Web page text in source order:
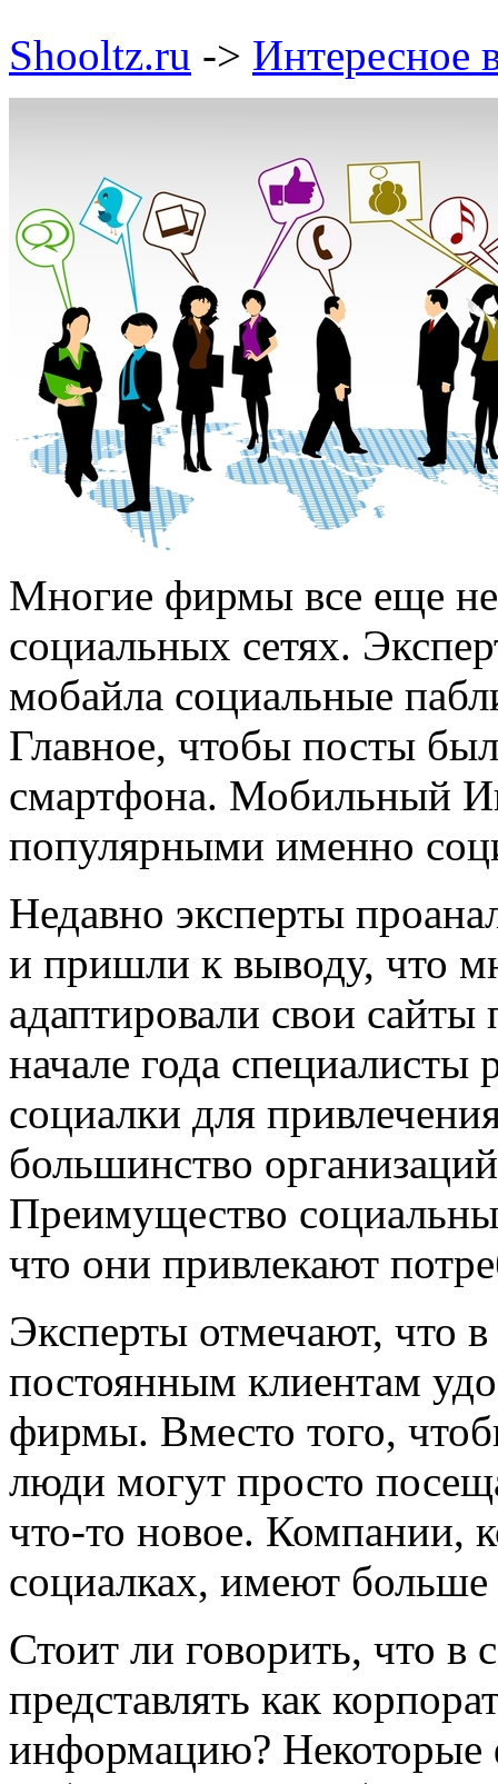
Shooltz.ru -> Интересное
Многие фирмы все еще не
социальных сетях.
мобайла социальные
Главное, чтобы посты
смартфона. Мобильный
популярными именно
Недавно эксперты
и пришли к выводу, что
адаптировали свои
начале года специалисты
социалки для
большинство
Преимущество
что они привлекают
Эксперты отмечают, что
постоянным клиентам
фирмы. Вместо того,
люди могут просто
что-то новое. Компании,
социалках, имеют
Стоит ли говорить, что
представлять как
информацию?